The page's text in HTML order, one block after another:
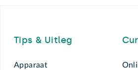
Tips & Uitleg
Apparaat